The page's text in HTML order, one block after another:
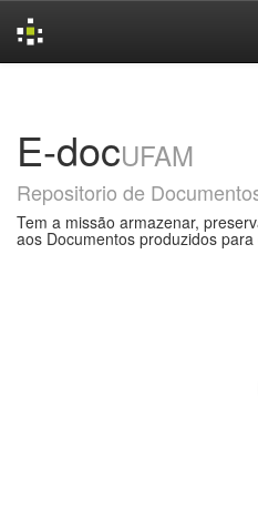
E-docUFAM
Repositorio de
Tem a missão armazenar,
aos Documentos produzidos